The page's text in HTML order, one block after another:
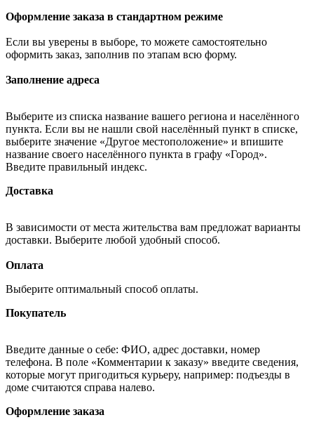
Оформление заказа в стандартном режиме
Если вы уверены в выборе, то можете самостоятельно
оформить заказ, заполнив по этапам всю форму.
Заполнение адреса
Выберите из списка название вашего региона и населённого
пункта. Если вы не нашли свой населённый пункт в списке,
выберите значение «Другое местоположение» и впишите
название своего населённого пункта в графу «Город».
Введите правильный индекс.
Доставка
В зависимости от места жительства вам предложат варианты
доставки. Выберите любой удобный способ.
Оплата
Выберите оптимальный способ оплаты.
Покупатель
Введите данные о себе: ФИО, адрес доставки, номер
телефона. В поле «Комментарии к заказу» введите сведения,
которые могут пригодиться курьеру, например: подъезды в
доме считаются справа налево.
Оформление заказа